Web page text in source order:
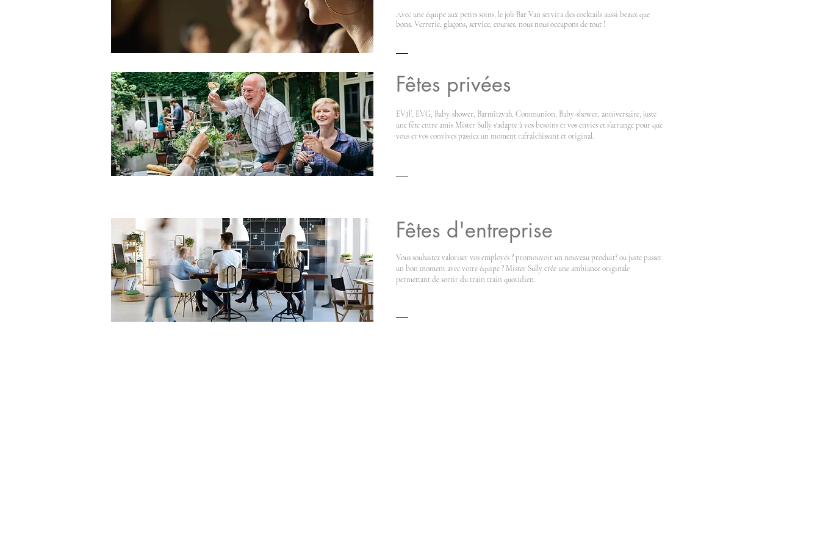
Avec une équipe aux petits soins, le joli Bar Van servira des cocktails aussi beaux que
bons. Verrerie, glaçons, service, courses, nous nous occupons de tout !
Fêtes privées
EVJF, EVG, Baby-shower, Barmitzvah, Communion, Baby-shower, anniversaire, juste
une fête entre amis Mister Sully s'adapte à vos besoins et vos envies et s’arrange pour que
vous et vos convives passiez un moment rafraîchissant et original.
Fêtes d'entreprise
Vous souhaitez valoriser vos employés ? promouvoir un nouveau produit? ou juste passer
un bon moment avec votre équipe ? Mister Sully crée une ambiance originale
permettant de sortir du train train quotidien.